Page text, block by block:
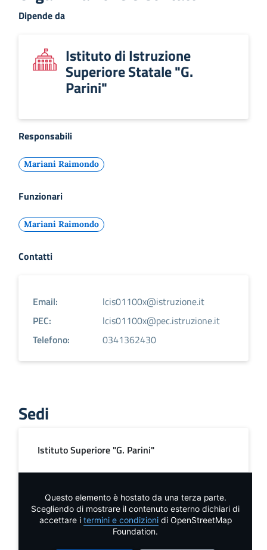
Dipende da
Istituto di Istruzione
Superiore Statale "G.
Parini"
Responsabili
Mariani Raimondo
Funzionari
Mariani Raimondo
Contatti
Email:
lcis01100x@istruzione.it
PEC:
lcis01100x@pec.istruzione.it
Telefono:
0341362430
Sedi
Istituto Superiore "G. Parini"
Questo elemento è hostato da una terza parte.
Scegliendo di mostrare il contenuto esterno dichiari di
accettare i termini e condizionidi OpenStreetMap
Foundation.